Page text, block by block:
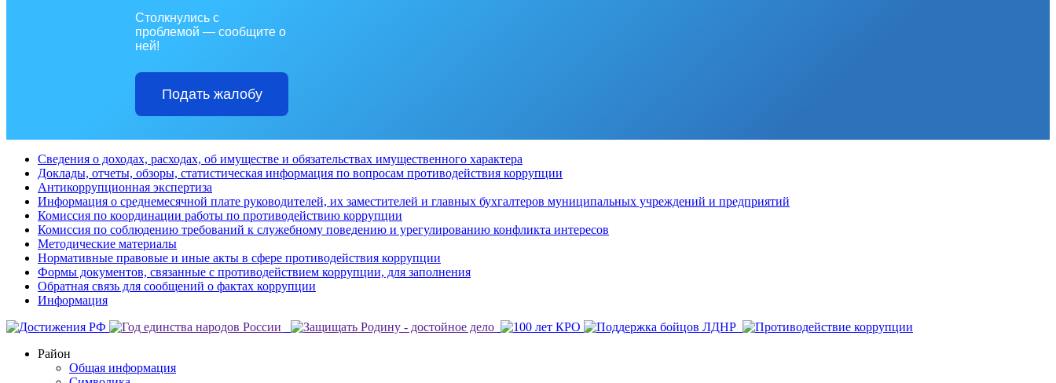
Столкнулись с
проблемой — сообщите о
ней!
Подать жалобу
Сведения о доходах, расходах, об имуществе и обязательствах имущественного характера
Доклады, отчеты, обзоры, статистическая информация по вопросам противодействия коррупции
Антикоррупционная экспертиза
Информация о среднемесячной плате руководителей, их заместителей и главных бухгалтеров муниципальных учреждений и предприятий
Комиссия по координации работы по противодействию коррупции
Комиссия по соблюдению требований к служебному поведению и урегулированию конфликта интересов
Методические материалы
Нормативные правовые и иные акты в сфере противодействия коррупции
Формы документов, связанные с противодействием коррупции, для заполнения
Обратная связь для сообщений о фактах коррупции
Информация
Район
Общая информация